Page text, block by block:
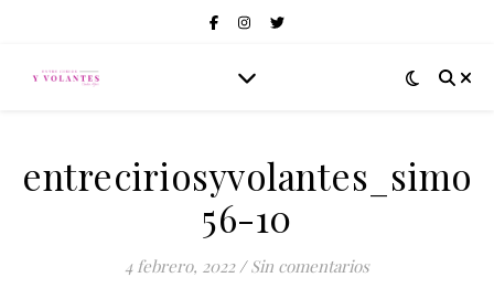
56-10
4 febrero, 2022 / Sin comentarios